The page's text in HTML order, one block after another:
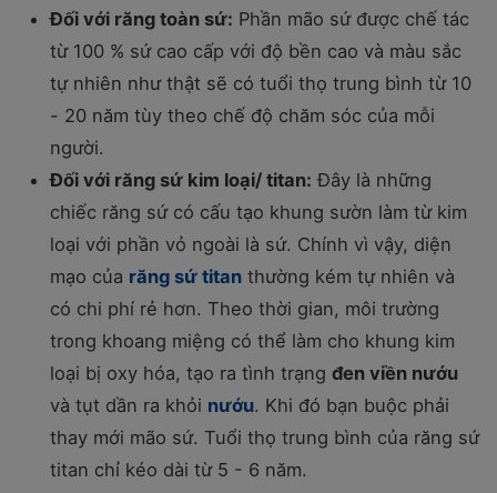
Đối với răng toàn sứ: Phần mão sứ được chế tác
từ 100 % sứ cao cấp với độ bền cao và màu sắc
tự nhiên như thật sẽ có tuổi thọ trung bình từ 10
- 20 năm tùy theo chế độ chăm sóc của mỗi
người.
Đối với răng sứ kim loại/ titan: Đây là những
chiếc răng sứ có cấu tạo khung sườn làm từ kim
loại với phần vỏ ngoài là sứ. Chính vì vậy, diện
mạo của răng sứ titan thường kém tự nhiên và
có chi phí rẻ hơn. Theo thời gian, môi trường
trong khoang miệng có thể làm cho khung kim
loại bị oxy hóa, tạo ra tình trạng đen viền nướu
và tụt dần ra khỏi nướu. Khi đó bạn buộc phải
thay mới mão sứ. Tuổi thọ trung bình của răng sứ
titan chỉ kéo dài từ 5 - 6 năm.